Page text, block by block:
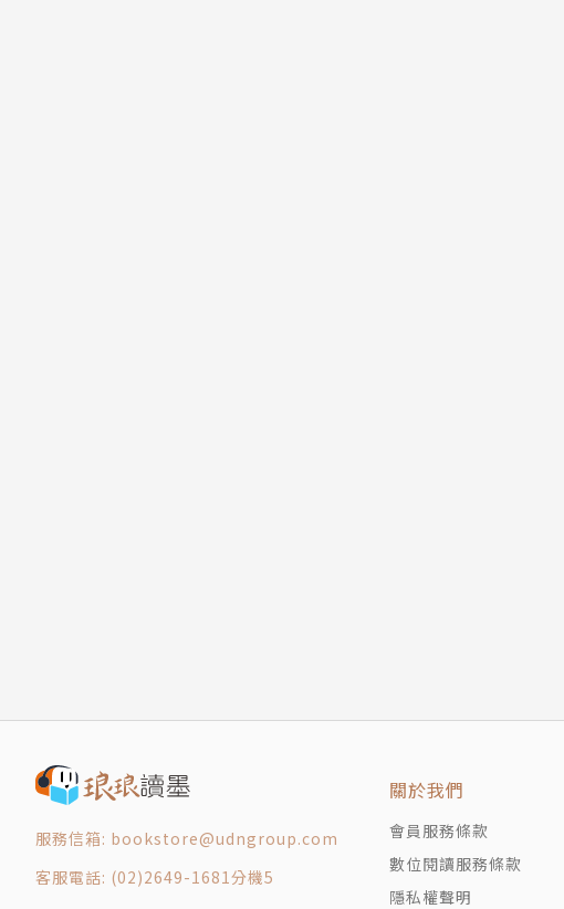
服務信箱: bookstore@udngroup.com
客服電話: (02)2649-1681分機5
關於我們
會員服務條款
數位閱讀服務條款
隱私權聲明